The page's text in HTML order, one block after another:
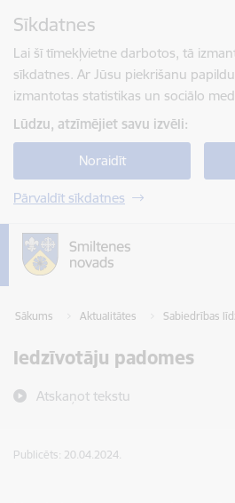
Sīkdatnes
Lai šī tīmekļvietne darbotos, tā
sīkdatnes. Ar Jūsu piekrišanu
izmantotas statistikas un sociālo
Lūdzu, atzīmējiet savu izvēli:
Noraidīt
Pārvaldīt sīkdatnes
Sākums Aktualitātes Sabiedrības
Iedzīvotāju padomes
Atskaņot tekstu
Publicēts: 20.04.2024.